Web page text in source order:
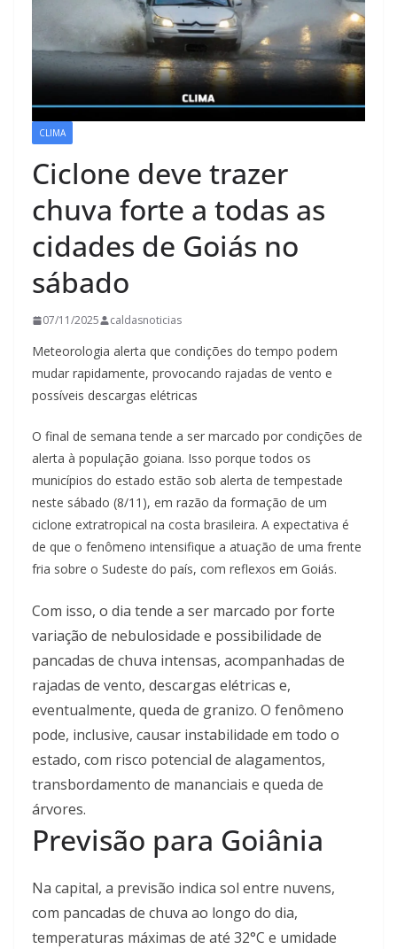
CLIMA
Ciclone deve trazer
chuva forte a todas as
cidades de Goiás no
sábado
07/11/2025 caldasnoticias
Meteorologia alerta que condições do tempo podem
mudar rapidamente, provocando rajadas de vento e
possíveis descargas elétricas
O final de semana tende a ser marcado por condições de
alerta à população goiana. Isso porque todos os
municípios do estado estão sob alerta de tempestade
neste sábado (8/11), em razão da formação de um
ciclone extratropical na costa brasileira. A expectativa é
de que o fenômeno intensifique a atuação de uma frente
fria sobre o Sudeste do país, com reflexos em Goiás.
Com isso, o dia tende a ser marcado por forte
variação de nebulosidade e possibilidade de
pancadas de chuva intensas, acompanhadas de
rajadas de vento, descargas elétricas e,
eventualmente, queda de granizo. O fenômeno
pode, inclusive, causar instabilidade em todo o
estado, com risco potencial de alagamentos,
transbordamento de mananciais e queda de
árvores.
Previsão para Goiânia
Na capital, a previsão indica sol entre nuvens,
com pancadas de chuva ao longo do dia,
temperaturas máximas de até 32°C e umidade